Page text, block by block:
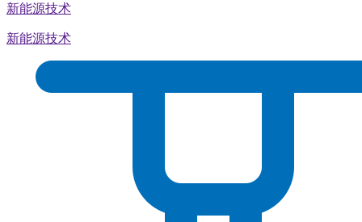
新能源技术
新能源技术